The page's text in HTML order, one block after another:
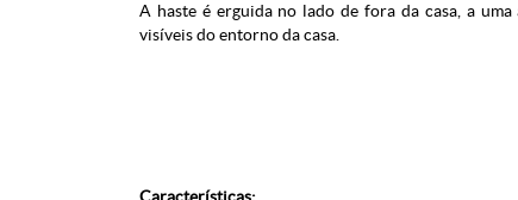
A haste é erguida no lado de fora da casa, a
visíveis do entorno da casa.